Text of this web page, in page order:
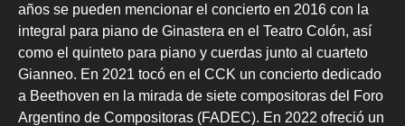
años se pueden mencionar el concierto en 2016 con la
integral para piano de Ginastera en el Teatro Colón, así
como el quinteto para piano y cuerdas junto al cuarteto
Gianneo. En 2021 tocó en el CCK un concierto dedicado
a Beethoven en la mirada de siete compositoras del Foro
Argentino de Compositoras (FADEC). En 2022 ofreció un